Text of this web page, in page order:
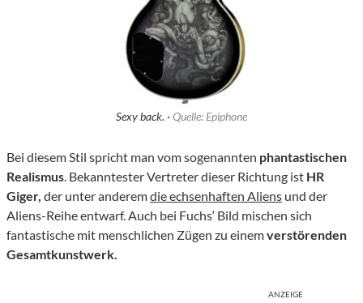
Sexy back. · Quelle: Epiphone
Bei diesem Stil spricht man vom sogenannten phantastischen
Realismus . Bekanntester Vertreter dieser Richtung ist HR
Giger, der unter anderemdie echsenhaften Aliens und der
Aliens-Reihe entwarf. Auch bei Fuchs‘ Bild mischen sich
fantastische mit menschlichen Zügen zu einemverstörenden
Gesamtkunstwerk.
ANZEIGE